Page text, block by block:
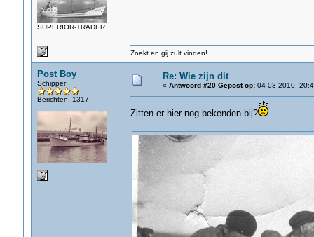
SUPERIOR-TRADER
Zoekt en gij zult vinden!
Post Boy
Schipper
Berichten: 1317
Re: Wie zijn dit
« Antwoord #20 Gepost op:04-03-2010,
Zitten er hier nog bekenden bij?